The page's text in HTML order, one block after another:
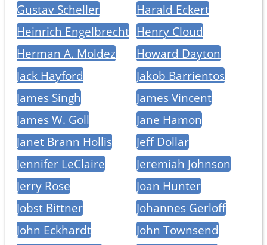
Gustav Scheller
Harald Eckert
Heinrich Engelbrecht Henry Cloud
Herman A. Moldez
Howard Dayton
Jack Hayford
Jakob Barrientos
James Singh
James Vincent
James W. Goll
Jane Hamon
Janet Brann Hollis
Jeff Dollar
Jennifer LeClaire
Jeremiah Johnson
Jerry Rose
Joan Hunter
Jobst Bittner
Johannes Gerloff
John Eckhardt
John Townsend